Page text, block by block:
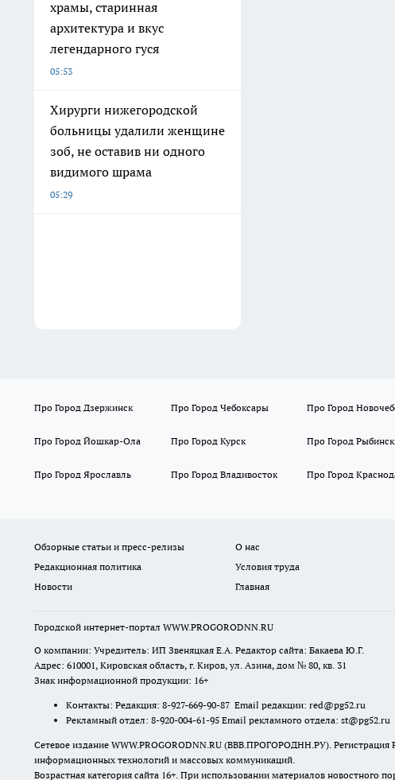
храмы, старинная
архитектура и вкус
легендарного гуся
05:53
Хирурги нижегородской
больницы удалили женщине
зоб, не оставив ни одного
видимого шрама
05:29
Про Город Дзержинск Про Город Чебоксары Про Город
Про Город Йошкар-Ола Про Город Курск Про Город Рыбинск
Про Город Ярославль Про Город Владивосток Про Город
Обзорные статьи и пресс-релизы О нас
Редакционная политика
Условия труда
Новости
Главная
Городской интернет-портал WWW.PROGORODNN.RU
О компании: Учредитель: ИП Звеняцкая Е.А. Редактор сайта: Бакаева Ю.Г.
Адрес: 610001, Кировская область, г. Киров, ул. Азина, дом № 80, кв. 31
Знак информационной продукции: 16+
Контакты: Редакция: 8-927-669-90-87 Email редакции: red@pg52.ru
Рекламный отдел: 8-920-004-61-95 Email рекламного отдела: st@pg52.ru
Сетевое издание WWW.PROGORODNN.RU (ВВВ.ПРОГОРОДНН.РУ).
информационных технологий и массовых коммуникаций.
Возрастная категория сайта 16+. При использовании материалов новостного